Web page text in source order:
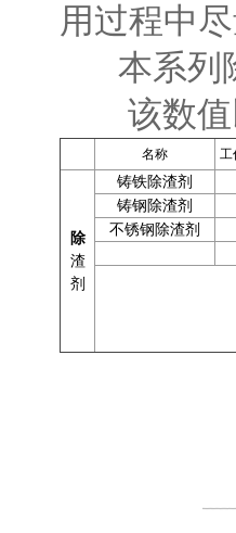
用过程中
本系列除
该数值
名称 工
除
渣
剂
铸铁除渣剂
铸钢除渣剂
不锈钢除渣剂